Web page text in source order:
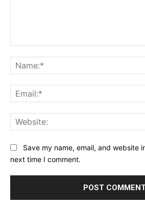
Save my name, email, and website
next time I comment.